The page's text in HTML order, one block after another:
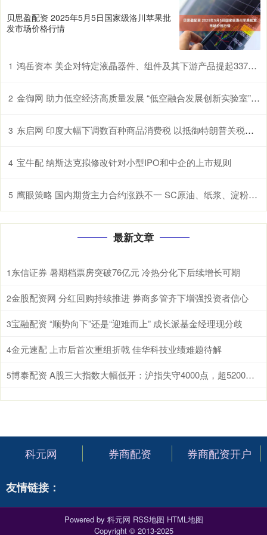
贝思盈配资 2025年5月5日国家级洛川苹果批
发市场价格行情
1 鸿岳资本 美企对特定液晶器件、组件及其下游产品提起337调查申请，多家中企为列名被告
2 金御网 助力低空经济高质量发展 “低空融合发展创新实验室”在鄂揭牌
3 东启网 印度大幅下调数百种商品消费税 以抵御特朗普关税冲击
4 宝牛配 纳斯达克拟修改针对小型IPO和中企的上市规则
5 鹰眼策略 国内期货主力合约涨跌不一 SC原油、纸浆、淀粉、原木、棉花涨超1%
最新文章
1 东信证券 暑期档票房突破76亿元 冷热分化下后续增长可期
2金股配资网 分红回购持续推进 券商多管齐下增强投资者信心
3宝融配资 “顺势向下”还是“迎难而上” 成长派基金经理现分歧
4金元速配 上市后首次重组折戟 佳华科技业绩难题待解
5 博泰配资 A股三大指数大幅低开：沪指失守4000点，超5200股飘绿
科元网 券商配资 券商配资开户
友情链接：
Powered by 科元网 RSS地图 HTML地图
Copyright © 2013-2025